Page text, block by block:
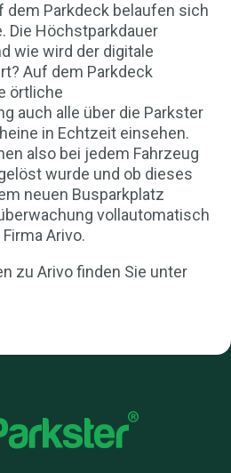
dem Parkdeck belaufen sich
Die Höchstparkdauer
wie wird der digitale
Auf dem Parkdeck
örtliche
auch alle über die Parkster
in Echtzeit einsehen.
also bei jedem Fahrzeug
wurde und ob dieses
neuen Busparkplatz
vollautomatisch
Arivo.
zu Arivo finden Sie unter